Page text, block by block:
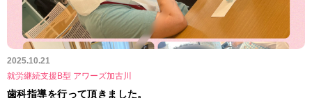
2025.10.21
就労継続支援B型 アワーズ加古川
歯科指導を行って頂きました。